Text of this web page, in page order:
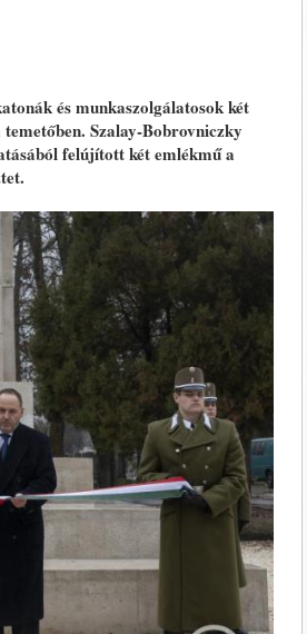
és munkaszolgálatosok két
Szalay-Bobrovniczky
felújított két emlékmű a